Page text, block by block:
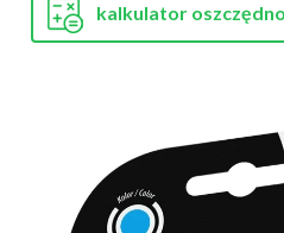
kalkulator